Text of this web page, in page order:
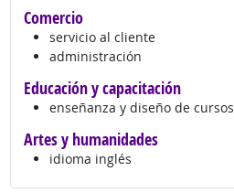
Comercio
servicio al cliente
administración
Educación y capacitación
enseñanza y diseño de cursos
Artes y humanidades
idioma inglés